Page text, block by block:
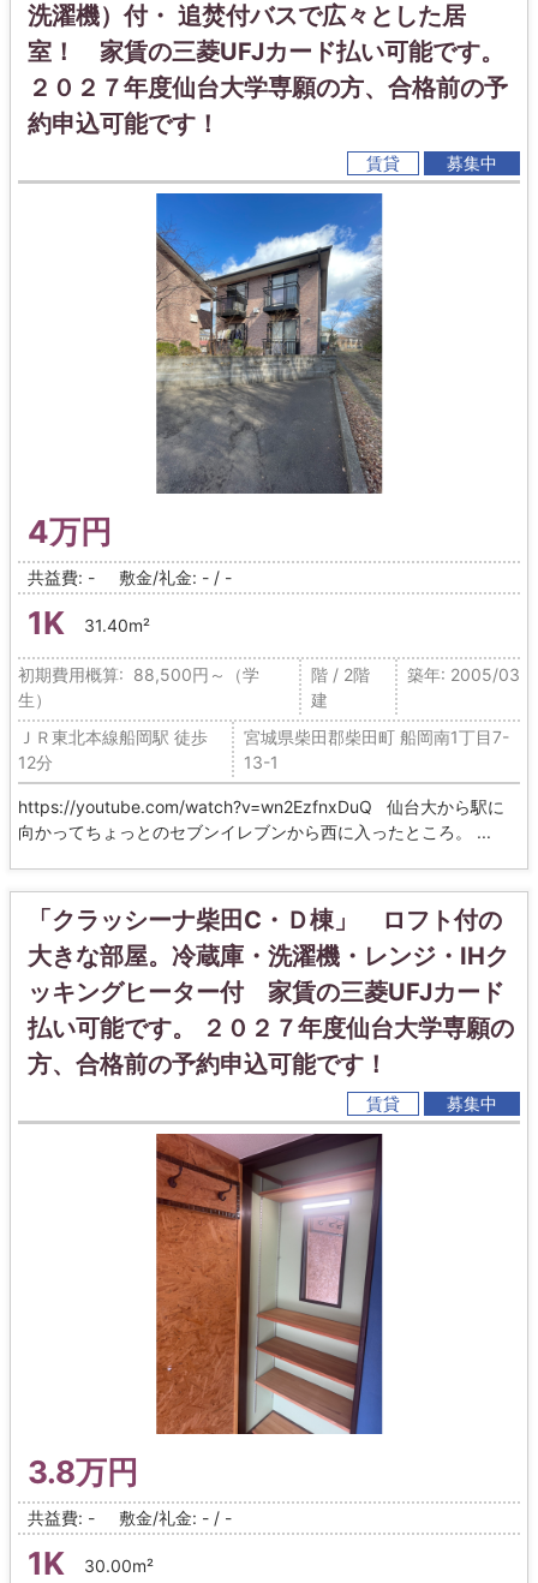
洗濯機）付・ 追焚付バスで広々とした居
室！ 家賃の三菱UFJカード払い可能です。
２０２７年度仙台大学専願の方、合格前の予
約申込可能です！
賃貸 募集中
4万円
共益費: - 敷金/礼金: - / -
1K 31.40m²
初期費用概算: 88,500円～（学
生）
階 / 2階
建
築年: 2005/03
ＪＲ東北本線船岡駅 徒歩
12分
宮城県柴田郡柴田町 船岡南1丁目7-
13-1
https://youtube.com/watch?v=wn2EzfnxDuQ 仙台大から駅に
向かってちょっとのセブンイレブンから西に入ったところ。 ...
「クラッシーナ柴田C・Ｄ棟」 ロフト付の
大きな部屋。冷蔵庫・洗濯機・レンジ・IHク
ッキングヒーター付 家賃の三菱UFJカード
払い可能です。 ２０２７年度仙台大学専願の
方、合格前の予約申込可能です！
賃貸 募集中
3.8万円
共益費: - 敷金/礼金: - / -
1K 30.00m²